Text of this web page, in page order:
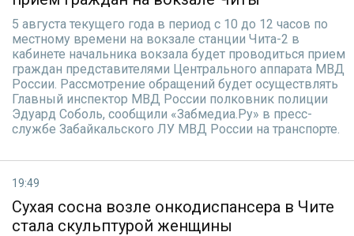
5 августа текущего года в период с 10 до 12 часов по
местному времени на вокзале станции Чита-2 в
кабинете начальника вокзала будет проводиться прием
граждан представителями Центрального аппарата МВД
России. Рассмотрение обращений будет осуществлять
Главный инспектор МВД России полковник полиции
Эдуард Соболь, сообщили «Забмедиа.Ру» в пресс-
службе Забайкальского ЛУ МВД России на транспорте.
19:49
Сухая сосна возле онкодиспансера в Чите
стала скульптурой женщины